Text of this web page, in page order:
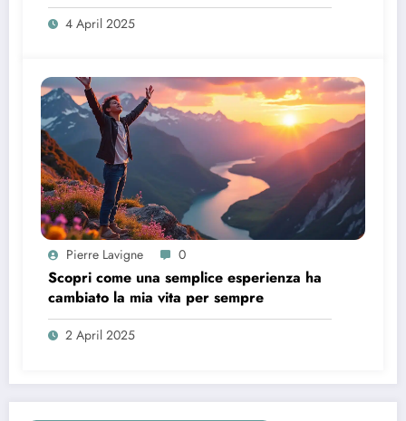
4 April 2025
Pierre Lavigne 0
Scopri come una semplice esperienza ha
cambiato la mia vita per sempre
2 April 2025